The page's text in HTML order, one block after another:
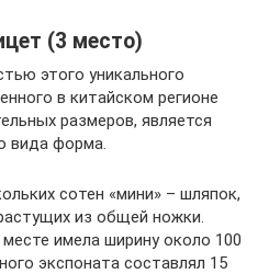
(3 место)
этого уникального
в китайском регионе
размеров, является
вида форма.
сотен «мини» – шляпок,
из общей ножки.
имела ширину около 100
экспоната составлял 15